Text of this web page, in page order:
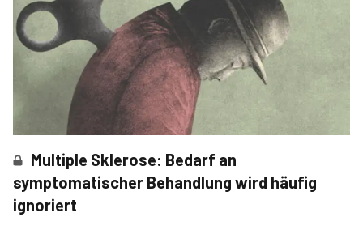
Multiple Sklerose: Bedarf an
symptomatischer Behandlung wird häufig
ignoriert